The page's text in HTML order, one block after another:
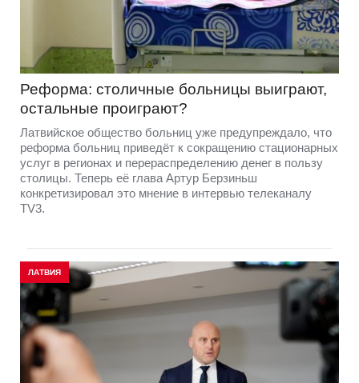
Реформа: столичные больницы выиграют,
остальные проиграют?
Латвийское общество больниц уже предупреждало, что
реформа больниц приведёт к сокращению стационарных
услуг в регионах и перераспределению денег в пользу
столицы. Теперь её глава Артур Берзиньш
конкретизировал это мнение в интервью телеканалу
TV3.
ЛАТВИЯ